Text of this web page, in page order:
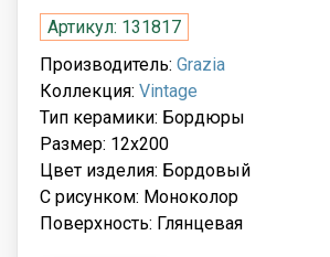
Артикул: 131817
Производитель: Grazia
Коллекция: Vintage
Тип керамики: Бордюры
Размер: 12x200
Цвет изделия: Бордовый
С рисунком: Моноколор
Поверхность: Глянцевая